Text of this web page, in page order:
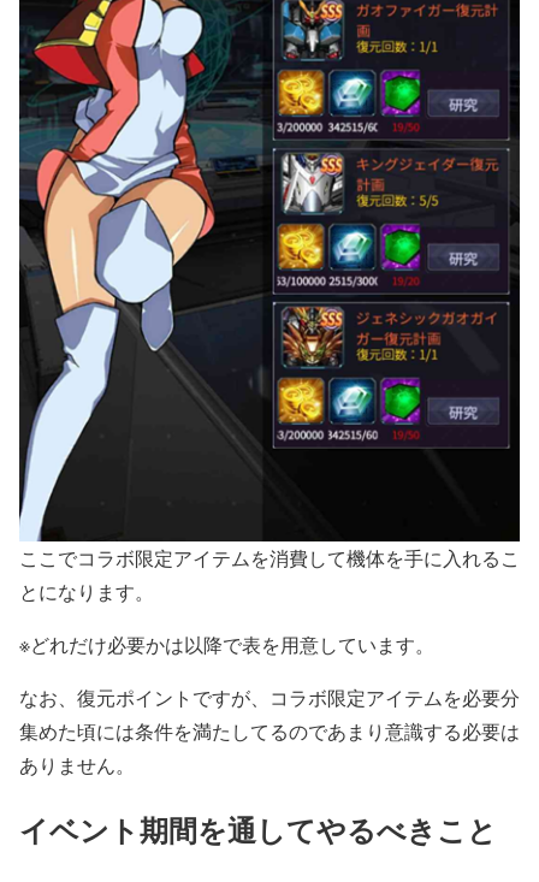
ここでコラボ限定アイテムを消費して機体を手に入れるこ
とになります。
※どれだけ必要かは以降で表を用意しています。
なお、復元ポイントですが、コラボ限定アイテムを必要分
集めた頃には条件を満たしてるのであまり意識する必要は
ありません。
イベント期間を通してやるべきこと